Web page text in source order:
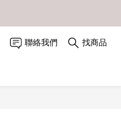
聯絡我們 找商品